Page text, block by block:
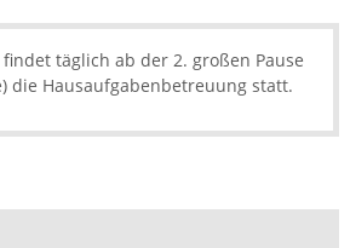
täglich ab der 2. großen Pause
die Hausaufgabenbetreuung statt.